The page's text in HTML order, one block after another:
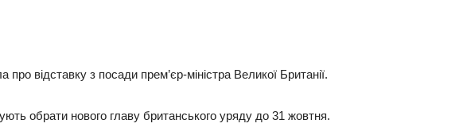
про відставку з посади прем’єр-міністра Великої Британії.
обрати нового главу британського уряду до 31 жовтня.